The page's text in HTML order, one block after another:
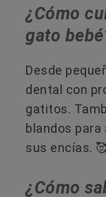
¿Cómo
gato
Desde
dental con
gatitos.
blandos
sus encías.
¿Cómo